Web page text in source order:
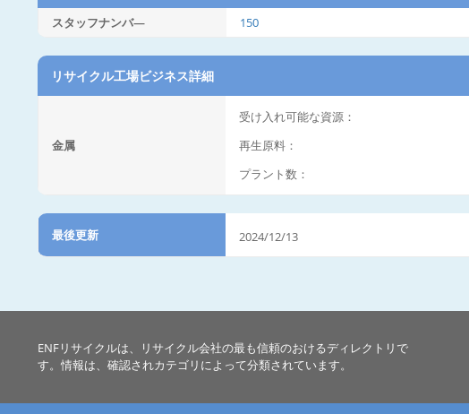
スタッフナンバ― 150
リサイクル工場ビジネス詳細
金属
受け入れ可能な資源：
再生原料：
プラント数：
最後更新 2024/12/13
ENFリサイクルは、リサイクル会社の最も信頼のおけるディレクトリで
す。情報は、確認されカテゴリによって分類されています。